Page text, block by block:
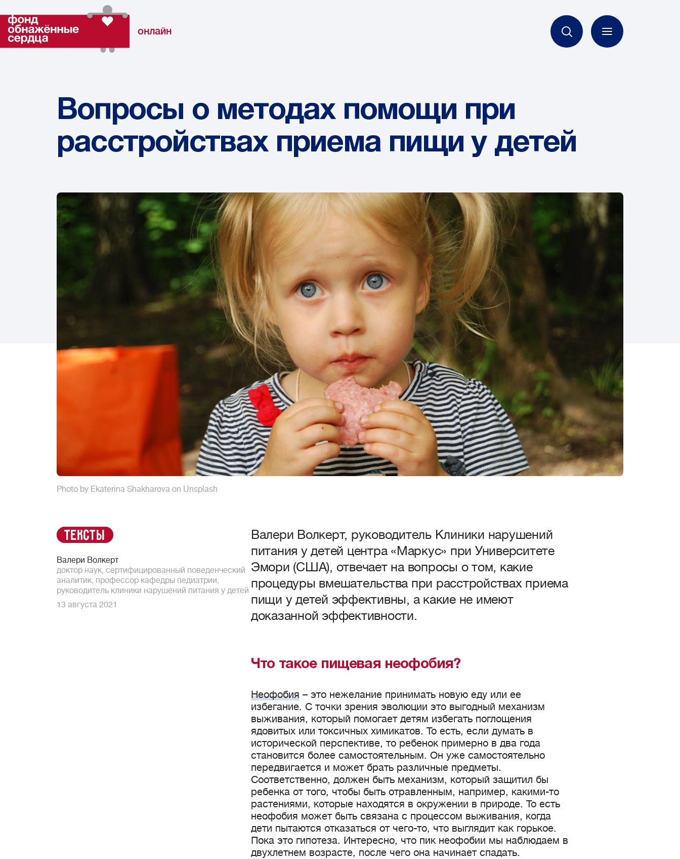
онлайн
Вопросы о методах помощи при
расстройствах приема пищи у детей
Photo by Ekaterina Shakharova on Unsplash
Тексты
Валери Волкерт
доктор наук, сертифицированный поведенческий
аналитик, профессор кафедры педиатрии,
руководитель клиники нарушений питания у детей
13 августа 2021
Валери Волкерт, руководитель Клиники нарушений
питания у детей центра «Маркус» при Университете
Эмори (США), отвечает на вопросы о том, какие
процедуры вмешательства при расстройствах приема
пищи у детей эффективны, а какие не имеют
доказанной эффективности.
Что такое пищевая неофобия?
Неофобия – это нежелание принимать новую еду или ее
избегание. С точки зрения эволюции это выгодный механизм
выживания, который помогает детям избегать поглощения
ядовитых или токсичных химикатов. То есть, если думать в
исторической перспективе, то ребенок примерно в два года
становится более самостоятельным. Он уже самостоятельно
передвигается и может брать различные предметы.
Соответственно, должен быть механизм, который защитил бы
ребенка от того, чтобы быть отравленным, например, какими-то
растениями, которые находятся в окружении в природе. То есть
неофобия может быть связана с процессом выживания, когда
дети пытаются отказаться от чего-то, что выглядит как горькое.
Пока это гипотеза. Интересно, что пик неофобии мы наблюдаем в
двухлетнем возрасте, после чего она начинает спадать.